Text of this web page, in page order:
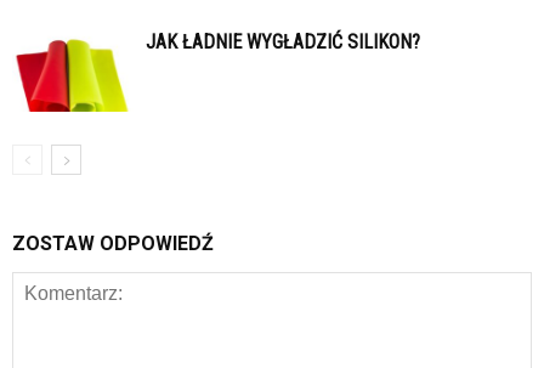
JAK ŁADNIE WYGŁADZIĆ SILIKON?
ZOSTAW ODPOWIEDŹ